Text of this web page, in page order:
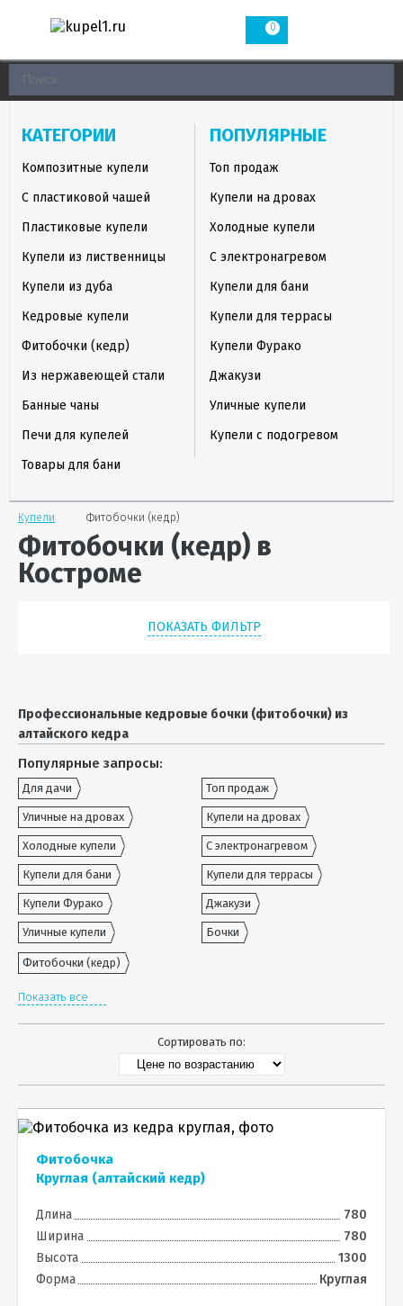
0
КАТЕГОРИИ
Композитные купели
С пластиковой чашей
Пластиковые купели
Купели из лиственницы
Купели из дуба
Кедровые купели
Фитобочки (кедр)
Из нержавеющей стали
Банные чаны
Печи для купелей
Товары для бани
ПОПУЛЯРНЫЕ
Топ продаж
Купели на дровах
Холодные купели
С электронагревом
Купели для бани
Купели для террасы
Купели Фурако
Джакузи
Уличные купели
Купели с подогревом
Купели Фитобочки (кедр)
Фитобочки (кедр) в
Костроме
ПОКАЗАТЬ ФИЛЬТР
Профессиональные кедровые бочки (фитобочки) из
алтайского кедра
Популярные запросы:
Для дачи Топ продаж
Уличные на дровах Купели на дровах
Холодные купели С электронагревом
Купели для бани Купели для террасы
Купели Фурако Джакузи
Уличные купели Бочки
Фитобочки (кедр)
Показать все
Сортировать по:
Фитобочка
Круглая (алтайский кедр)
Длина
780
Ширина
780
Высота
1300
Форма
Круглая